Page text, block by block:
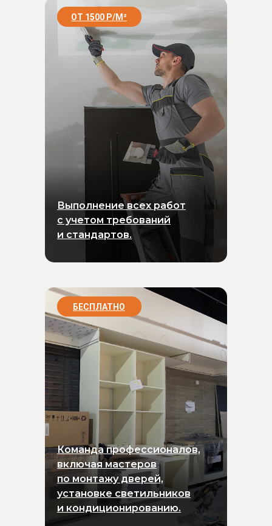
Выполнение всех работ
с учетом требований
и стандартов.
ОТ 1500 Р/М ²
Команда профессионалов,
включая мастеров
по монтажу дверей,
установке светильников
и кондиционированию.
БЕСПЛАТНО